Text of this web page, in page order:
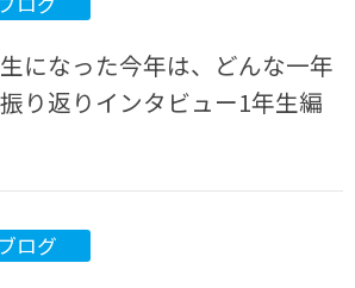
になった今年は、どんな一年
り返りインタビュー1年生編
ブログ